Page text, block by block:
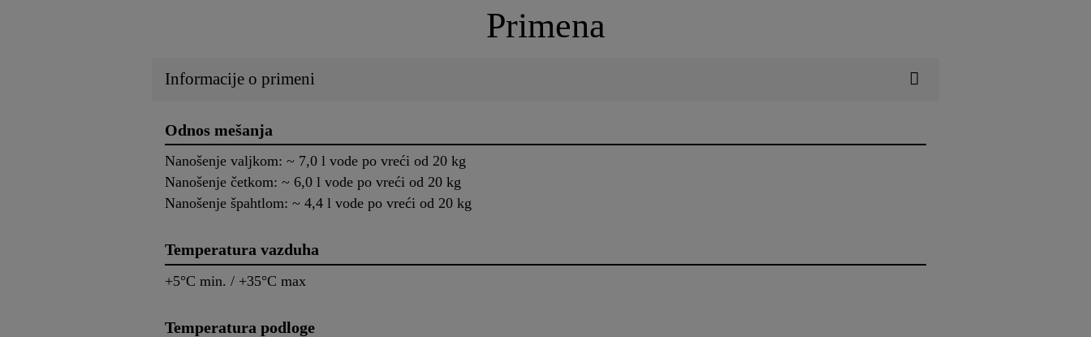
Primena
Informacije o primeni
Odnos mešanja
Nanošenje valjkom: ~ 7,0 l vode po vreći od 20 kg
Nanošenje četkom: ~ 6,0 l vode po vreći od 20 kg
Nanošenje špahtlom: ~ 4,4 l vode po vreći od 20 kg
Temperatura vazduha
+5°C min. / +35°C max
Temperatura podloge